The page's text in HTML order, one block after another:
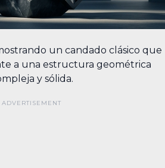
un candado clásico que
a una estructura geométrica
y sólida.